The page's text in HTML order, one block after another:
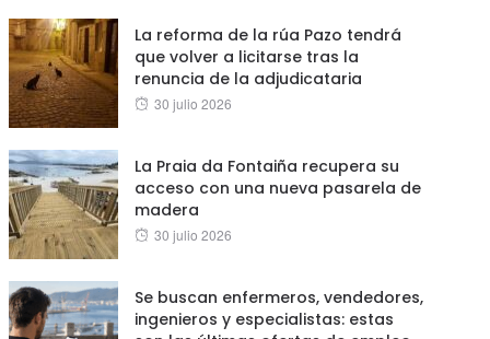
La reforma de la rúa Pazo tendrá
que volver a licitarse tras la
renuncia de la adjudicataria
Posted
30 julio 2026
La Praia da Fontaiña recupera su
acceso con una nueva pasarela de
madera
Posted
30 julio 2026
Se buscan enfermeros, vendedores,
ingenieros y especialistas: estas